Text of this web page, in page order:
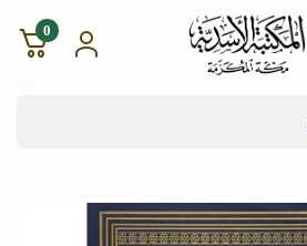
شركة المكتبة الأسدية للنشر
0